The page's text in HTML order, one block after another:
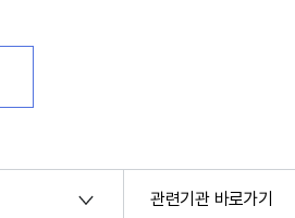
관련기관 바로가기